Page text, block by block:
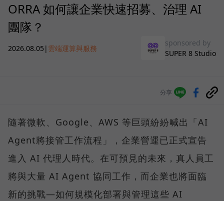
ORRA 如何讓企業快速招募、治理 AI
團隊？
2026.08.05 | 雲端運算與服務
sponsored by
SUPER 8 Studio
分享
隨著微軟、Google、AWS 等巨頭紛紛喊出「AI
Agent將接管工作流程」，企業營運已正式宣告
進入 AI 代理人時代。在可預見的未來，真人員工
將與大量 AI Agent 協同工作，而企業也將面臨
新的挑戰—如何規模化部署與管理這些 AI